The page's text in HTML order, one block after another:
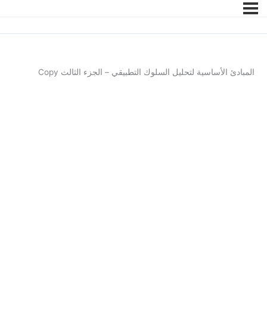
المبادئ الأساسية لتحليل السلوك التطبيقي – الجزء الثالث Copy